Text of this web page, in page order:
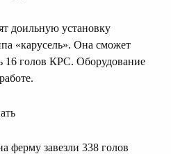
доильную установку
«карусель». Она сможет
16 голов КРС. Оборудование
ферму завезли 338 голов